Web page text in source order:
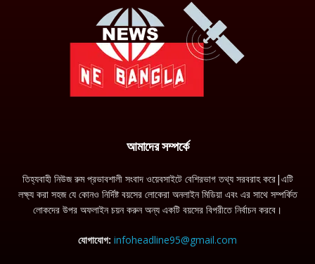
আমাদের সম্পর্কে
তিহ্যবাহী নিউজ রুম প্রভাবশালী সংবাদ ওয়েবসাইটে বেশিরভাগ তথ্য সরবরাহ করে|এটি
লক্ষ্য করা সহজ যে কোনও নির্দিষ্ট বয়সের লোকেরা অনলাইন মিডিয়া এবং এর সাথে সম্পর্কিত
লোকদের উপর অফলাইন চয়ন করুন অন্য একটি বয়সের বিপরীতে নির্বাচন করবে।
যোগাযোগ: infoheadline95@gmail.com